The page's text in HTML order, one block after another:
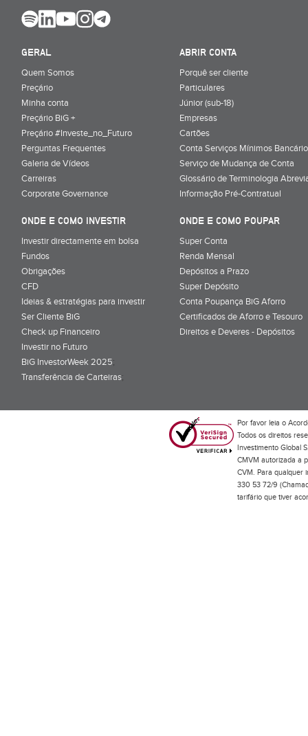
GERAL
Quem Somos
Preçário
Minha conta
Preçário BiG +
Preçário #Investe_no_Futuro
Perguntas Frequentes
Galeria de Vídeos
Carreiras
Corporate Governance
ABRIR CONTA
Porquê ser cliente
Particulares
Júnior (sub-18)
Empresas
Cartões
Conta Serviços Mínimos
Serviço de Mudança de Conta
Glossário de Terminologia
Informação Pré-Contratual
ONDE E COMO INVESTIR
Investir directamente em bolsa
Fundos
Obrigações
CFD
Ideias & estratégias para investir
Ser Cliente BiG
Check up Financeiro
Investir no Futuro
BiG InvestorWeek 2025;
Transferência de Carteiras;
ONDE E COMO POUPAR
Super Conta
Renda Mensal
Depósitos a Prazo
Super Depósito
Conta Poupança BiG Aforro
Certificados de Aforro e Tesouro
Direitos e Deveres - Depósitos
Por favor leia o
Todos os direitos
Investimento Global
CMVM autorizada a
CVM. Para qualquer
330 53 72/9
tarifário que tiver